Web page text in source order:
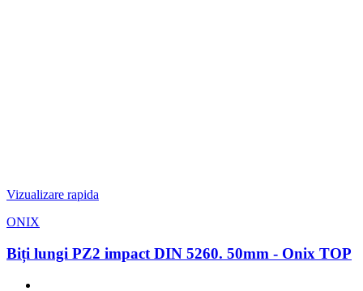
Vizualizare rapida
ONIX
Biți lungi PZ2 impact DIN 5260. 50mm - Onix TOP